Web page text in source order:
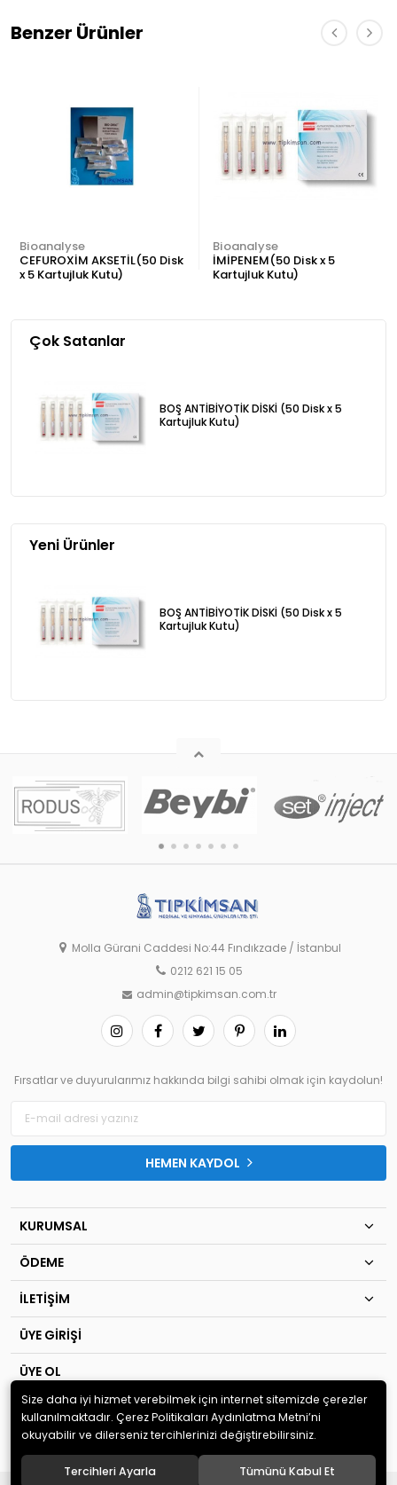
Benzer Ürünler
Bioanalyse
CEFUROXİM AKSETİL(50 Disk
x 5 Kartujluk Kutu)
Bioanalyse
İMİPENEM(50 Disk x 5
Kartujluk Kutu)
Çok Satanlar
BOŞ ANTİBİYOTİK DİSKİ (50 Disk x 5
Kartujluk Kutu)
Yeni Ürünler
BOŞ ANTİBİYOTİK DİSKİ (50 Disk x 5
Kartujluk Kutu)
Molla Gürani Caddesi No:44 Fındıkzade / İstanbul
0212 621 15 05
admin@tipkimsan.com.tr
Fırsatlar ve duyurularımız hakkında bilgi sahibi olmak için kaydolun!
HEMEN KAYDOL
KURUMSAL
ÖDEME
İLETİŞİM
ÜYE GİRİŞİ
ÜYE OL
© 2020 TIP KİM SAN Ltd.Şti . Tüm hakları saklıdır.
Size daha iyi hizmet verebilmek için internet sitemizde çerezler
kullanılmaktadır. Çerez Politikaları Aydınlatma Metni’ni
okuyabilir ve dilerseniz tercihlerinizi değiştirebilirsiniz.
Tercihleri Ayarla Tümünü Kabul Et